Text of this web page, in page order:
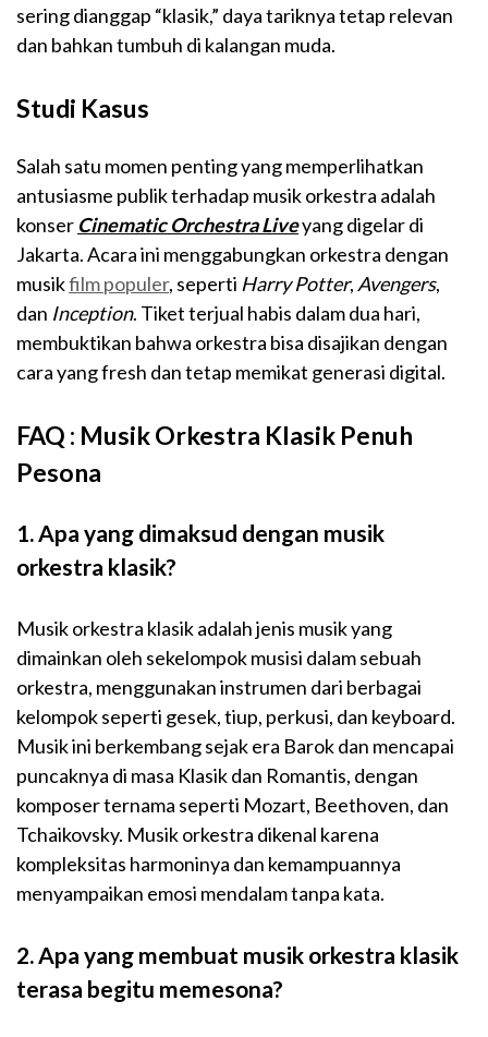
sering dianggap “klasik,” daya tariknya tetap relevan
dan bahkan tumbuh di kalangan muda.
Studi Kasus
Salah satu momen penting yang memperlihatkan
antusiasme publik terhadap musik orkestra adalah
konser Cinematic Orchestra Liveyang digelar di
Jakarta. Acara ini menggabungkan orkestra dengan
musikfilm populer, seperti Harry Potter, Avengers,
dan Inception. Tiket terjual habis dalam dua hari,
membuktikan bahwa orkestra bisa disajikan dengan
cara yang fresh dan tetap memikat generasi digital.
FAQ : Musik Orkestra Klasik Penuh
Pesona
1. Apa yang dimaksud dengan musik
orkestra klasik?
Musik orkestra klasik adalah jenis musik yang
dimainkan oleh sekelompok musisi dalam sebuah
orkestra, menggunakan instrumen dari berbagai
kelompok seperti gesek, tiup, perkusi, dan keyboard.
Musik ini berkembang sejak era Barok dan mencapai
puncaknya di masa Klasik dan Romantis, dengan
komposer ternama seperti Mozart, Beethoven, dan
Tchaikovsky. Musik orkestra dikenal karena
kompleksitas harmoninya dan kemampuannya
menyampaikan emosi mendalam tanpa kata.
2. Apa yang membuat musik orkestra klasik
terasa begitu memesona?